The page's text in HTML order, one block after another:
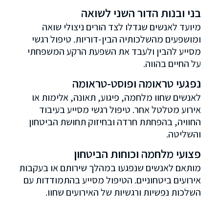
בני ובנות הדור השני לשואה
מיועד לאנשים שגדלו לצד הורים ניצולי שואה
ומושפעים מהשלכותיה הבין-דוריות. טיפול רגשי
מסייע להבין ולעבד את השפעת הרקע המשפחתי
על החיים בהווה.
נפגעי טראומה ופוסט-טראומה
לאנשים שחוו מלחמה, פיגוע, תאונה, אלימות או
אירוע מטלטל אחר. טיפול רגשי מסייע בעיבוד
החוויה, בהפחתת חרדה ובחיזוק תחושת הביטחון
והשליטה.
פצועי מלחמה וכוחות הביטחון
מותאם לאנשים שנפגעו במהלך שירותם או בעקבות
אירועים ביטחוניים. הטיפול מסייע בהתמודדות עם
השלכות נפשיות ורגשיות של האירועים שחוו.